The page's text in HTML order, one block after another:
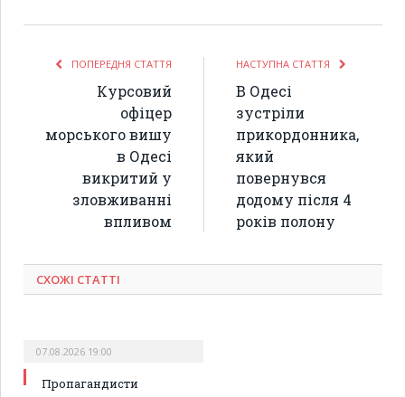
ПОПЕРЕДНЯ СТАТТЯ
Курсовий
офіцер
морського вишу
в Одесі
викритий у
зловживанні
впливом
НАСТУПНА СТАТТЯ
В Одесі
зустріли
прикордонника,
який
повернувся
додому після 4
років полону
СХОЖІ СТАТТІ
07.08.2026 19:00
Пропагандисти